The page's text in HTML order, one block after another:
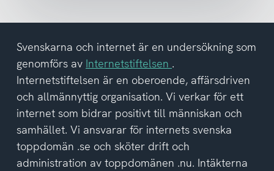
del
av
integritetspolicyn
Svenskarna och internet är en undersökning som
genomförs av Internetstiftelsen .
Internetstiftelsen är en oberoende, affärsdriven
och allmännyttig organisation. Vi verkar för ett
internet som bidrar positivt till människan och
samhället. Vi ansvarar för internets svenska
toppdomän .se och sköter drift och
administration av toppdomänen .nu. Intäkterna